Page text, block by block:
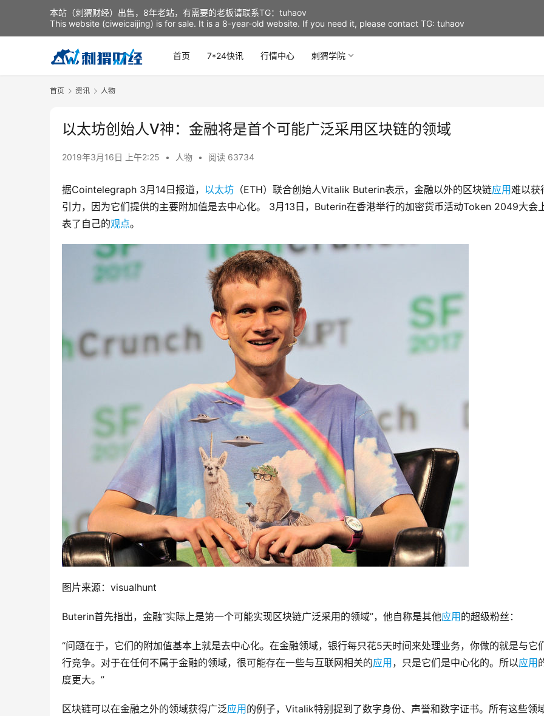
首页 7*24快讯 行情中心 刺猬学院
首页 资讯 人物
以太坊创始人V神：金融将是首个可能广泛采用区块链的领域
2019年3月16日 上午2:25 • 人物 • 阅读 63734
据Cointelegraph 3月14日报道， 以太坊 （ETH）联合创始人Vitalik Buterin表示，金融以外的区块链应用难以获
引力，因为它们提供的主要附加值是去中心化。 3月13日，Buterin在香港举行的加密货币活动Token 2049大会
表了自己的观点。
图片来源：visualhunt
Buterin首先指出，金融“实际上是第一个可能实现区块链广泛采用的领域”，他自称是其他应用 的超级粉丝：
“问题在于，它们的附加值基本上就是去中心化。在金融领域，银行每只花5天时间来处理业务，你做的就是与它
行竞争。对于在任何不属于金融的领域，很可能存在一些与互联网相关的应用 ，只是它们是中心化的。所以应用
度更大。”
区块链可以在金融之外的领域获得广泛应用 的例子，Vitalik特别提到了数字身份、声誉和数字证书。所有这些领
本站（刺猬财经）出售，8年老站，有需要的老板请联系TG：tuhaov
This website (ciweicaijing) is for sale. It is a 8-year-old website. If you need it, please contact TG: tuhaov